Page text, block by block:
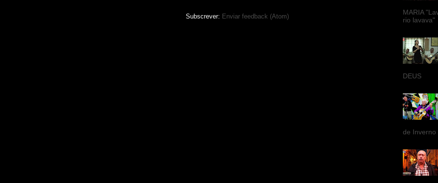
Subscrever: Enviar feedback (Atom)
MARIA
rio lavava"
DEUS
de Inverno